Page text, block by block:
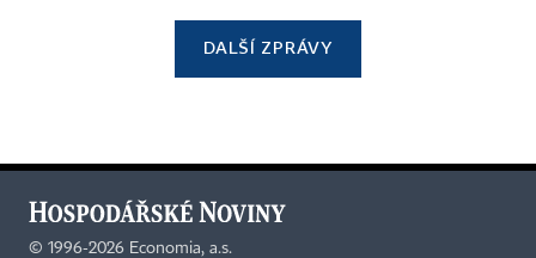
DALŠÍ ZPRÁVY
© 1996-2026 Economia, a.s.